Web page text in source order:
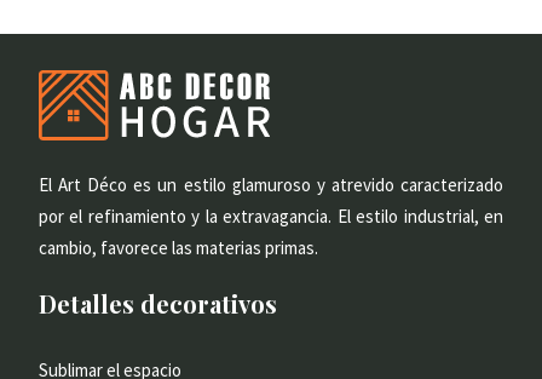
El Art Déco es un estilo glamuroso y atrevido caracterizado
por el refinamiento y la extravagancia. El estilo industrial, en
cambio, favorece las materias primas.
Detalles decorativos
Sublimar el espacio